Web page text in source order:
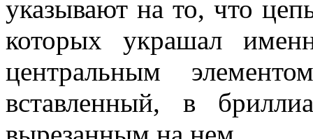
указывают на то, что
которых украшал
центральным
вставленный, в